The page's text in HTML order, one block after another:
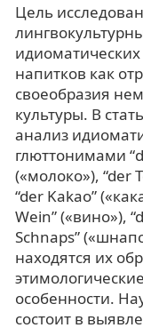
Цель
напитков как
своеобразия
культуры. В
анализ
глюттонимами
(«молоко»), “der
“der Kakao”
Wein” («вино»),
Schnaps”
находятся их
особенности.
состоит в